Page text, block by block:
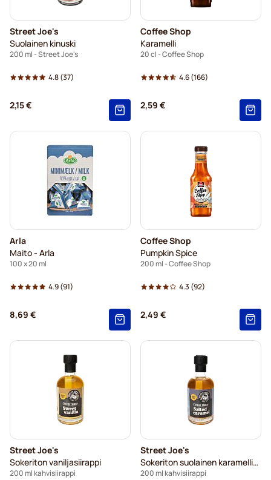
Street Joe's
Suolainen kinuski
200 ml - Street Joe's
4.8(37)
2,15 €
Coffee Shop
Karamelli
20 cl - Coffee Shop
4.6(166)
2,59 €
Arla
Maito - Arla
100 x 20 ml
4.9(91)
8,69 €
Coffee Shop
Pumpkin Spice
200 ml - Coffee Shop
4.3 (92)
2,49 €
Street Joe's
Sokeriton vaniljasiirappi
200 ml kahvisiirappi
Street Joe's
Sokeriton suolainen karamellisiirappi
200 ml kahvisiirappi